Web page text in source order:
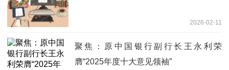
2026-02-11
聚焦：原中国银行副行长王永利荣
膺“2025年度十大意见领袖”